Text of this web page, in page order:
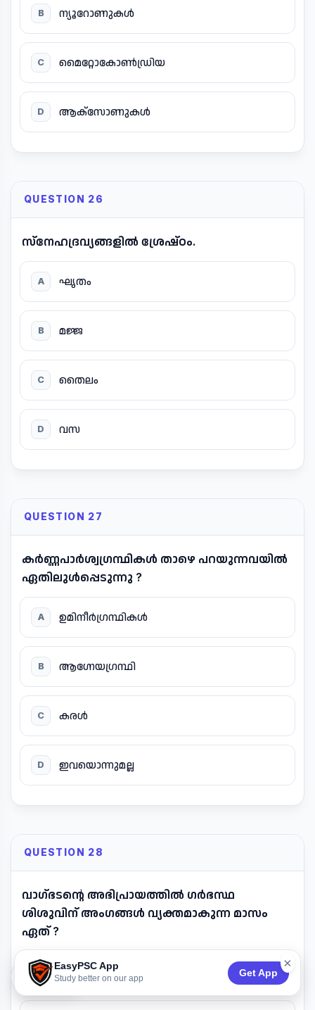
EasyPSC App
Study better on our app
Get App
×
74:53
B ന്യൂറോണുകൾ
C മൈറ്റോകോൺഡ്രിയ
D ആക്സോണുകൾ
QUESTION 26
സ്നേഹദ്രവ്യങ്ങളിൽ ശ്രേഷ്ഠം.
A ഘൃതം
B മജ്ജ
C തൈലം
D വസ
QUESTION 27
കർണ്ണപാർശ്വഗ്രന്ഥികൾ താഴെ പറയുന്നവയിൽ
ഏതിലുൾപ്പെടുന്നു ?
A ഉമിനീർഗ്രന്ഥികൾ
B ആഗ്നേയഗ്രന്ഥി
C കരൾ
D ഇവയൊന്നുമല്ല
QUESTION 28
വാഗ്ഭടന്റെ അഭിപ്രായത്തിൽ ഗർഭസ്ഥ
ശിശുവിന് അംഗങ്ങൾ വ്യക്തമാകുന്ന മാസം
ഏത് ?
A അഞ്ചാമത്തെ മാസം